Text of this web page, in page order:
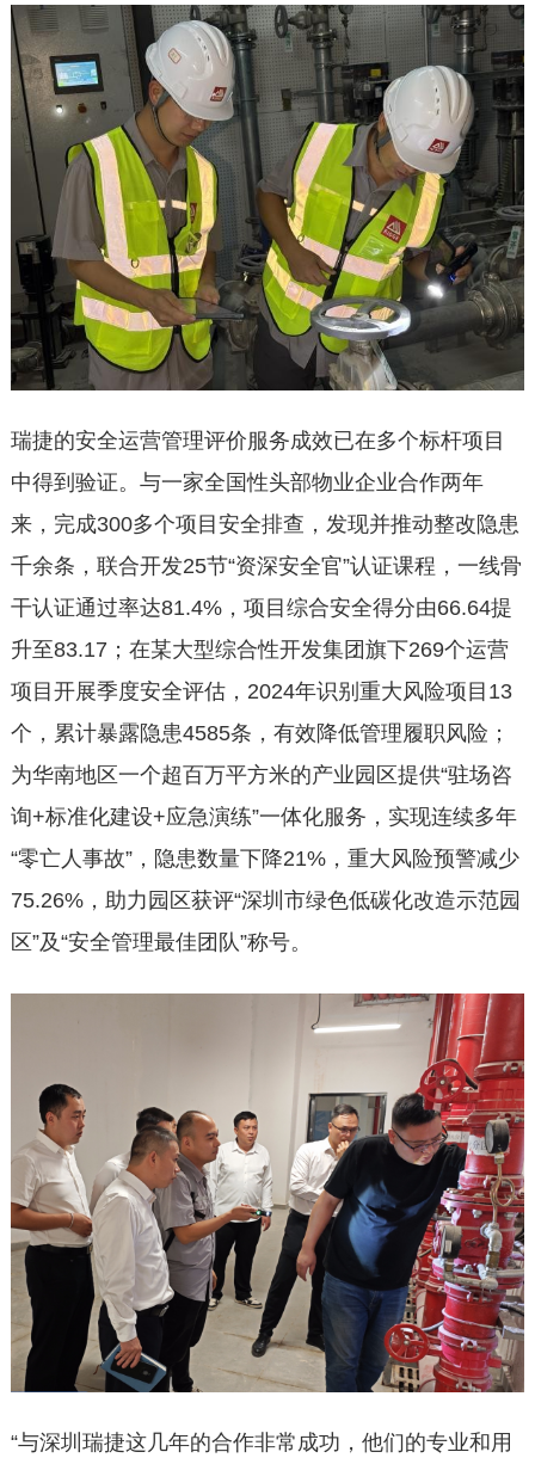
瑞捷的安全运营管理评价服务成效已在多个标杆项目
中得到验证。与一家全国性头部物业企业合作两年
来，完成300多个项目安全排查，发现并推动整改隐患
千余条，联合开发25节“资深安全官”认证课程，一线骨
干认证通过率达81.4%，项目综合安全得分由66.64提
升至83.17；在某大型综合性开发集团旗下269个运营
项目开展季度安全评估，2024年识别重大风险项目13
个，累计暴露隐患4585条，有效降低管理履职风险；
为华南地区一个超百万平方米的产业园区提供“驻场咨
询+标准化建设+应急演练”一体化服务，实现连续多年
“零亡人事故”，隐患数量下降21%，重大风险预警减少
75.26%，助力园区获评“深圳市绿色低碳化改造示范园
区”及“安全管理最佳团队”称号。
“与深圳瑞捷这几年的合作非常成功，他们的专业和用